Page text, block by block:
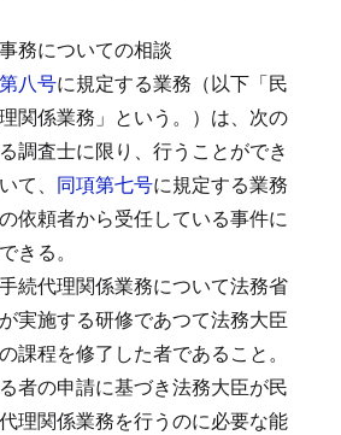
務についての相談
第八号に規定する業務（以下「民
関係業務」という。）は、次の
調査士に限り、行うことができ
て、 同項第七号に規定する業務
依頼者から受任している事件に
きる。
続代理関係業務について法務省
実施する研修であつて法務大臣
課程を修了した者であること。
者の申請に基づき法務大臣が民
理関係業務を行うのに必要な能